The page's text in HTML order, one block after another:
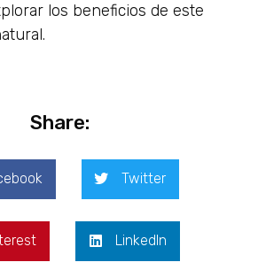
los beneficios de este
Share:
Twitter
LinkedIn